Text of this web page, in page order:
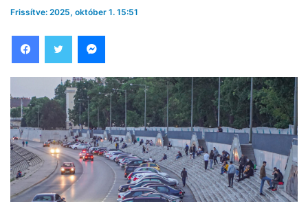
Frissítve: 2025, október 1. 15:51